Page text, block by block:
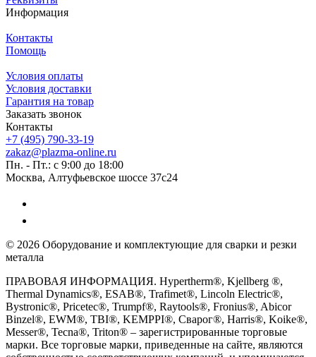
Информация
Контакты
Помощь
Условия оплаты
Условия доставки
Гарантия на товар
Заказать звонок
Контакты
+7 (495) 790-33-19
zakaz@plazma-online.ru
Пн. - Пт.: с 9:00 до 18:00
Москва, Алтуфьевское шоссе 37с24
© 2026 Оборудование и комплектующие для сварки и резки
металла
ПРАВОВАЯ ИНФОРМАЦИЯ. Hypertherm®, Kjellberg ®,
Thermal Dynamics®, ESAB®, Trafimet®, Lincoln Electric®,
Bystronic®, Pricetec®, Trumpf®, Raytools®, Fronius®, Abicor
Binzel®, EWM®, TBI®, KEMPPI®, Сварог®, Harris®, Koike®,
Messer®, Tecna®, Triton® – зарегистрированные торговые
марки. Все торговые марки, приведенные на сайте, являются